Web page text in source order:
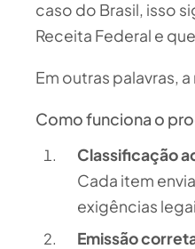
caso do Brasil, isso
Receita Federal e
Em outras palavras,
Como funciona o
Classificação
Cada item
exigências
Emissão